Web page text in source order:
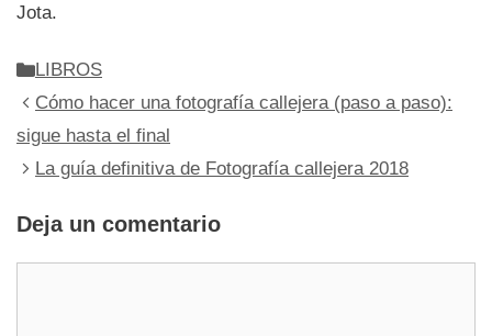
Jota.
Categorías
LIBROS
Cómo hacer una fotografía callejera (paso a paso):
sigue hasta el final
La guía definitiva de Fotografía callejera 2018
Deja un comentario